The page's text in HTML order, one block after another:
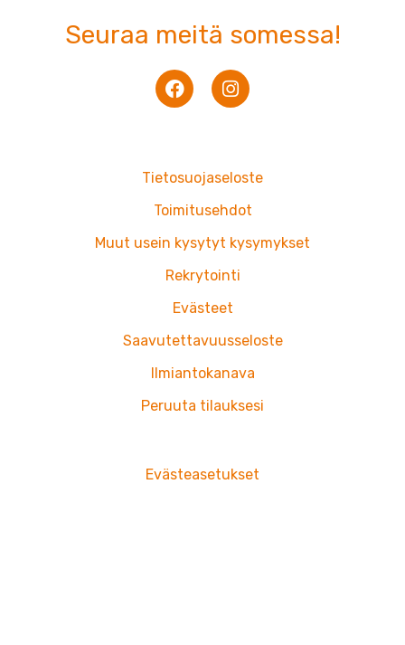
Seuraa meitä somessa!
F
a
o
k
I
n
g
a
Tietosuojaseloste
Toimitusehdot
Muut usein kysytyt kysymykset
Rekrytointi
Evästeet
Saavutettavuusseloste
Ilmiantokanava
Peruuta tilauksesi
Evästeasetukset